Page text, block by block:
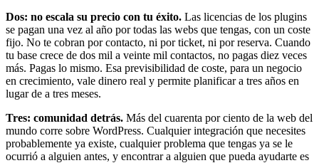
Dos: no escala su precio con tu éxito. Las licencias de los plugins
se pagan una vez al año por todas las webs que tengas, con un coste
fijo. No te cobran por contacto, ni por ticket, ni por reserva. Cuando
tu base crece de dos mil a veinte mil contactos, no pagas diez veces
más. Pagas lo mismo. Esa previsibilidad de coste, para un negocio
en crecimiento, vale dinero real y permite planificar a tres años en
lugar de a tres meses.
Tres: comunidad detrás. Más del cuarenta por ciento de la web del
mundo corre sobre WordPress. Cualquier integración que necesites
probablemente ya existe, cualquier problema que tengas ya se le
ocurrió a alguien antes, y encontrar a alguien que pueda ayudarte es